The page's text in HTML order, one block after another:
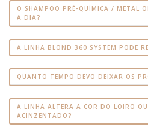
O SHAMPOO PRÉ-QUÍMICA / METAL
A DIA?
A LINHA BLOND 360 SYSTEM PODE
QUANTO TEMPO DEVO DEIXAR OS
A LINHA ALTERA A COR DO LOIRO OU
ACINZENTADO?